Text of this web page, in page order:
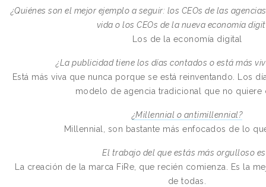
¿Quiénes son el mejor ejemplo a seguir: los CEOs de las
vida o los CEOs de la nueva economía
Los de la economía digital
¿La publicidad tiene los días contados o está más
Está más viva que nunca porque se está reinventando. Los
modelo de agencia tradicional que no quiere
¿Millennial o antimillennial?
Millennial, son bastante más enfocados de lo
El trabajo del que estás más orgulloso
La creación de la marca FiRe, que recién comienza. Es la
de todas.